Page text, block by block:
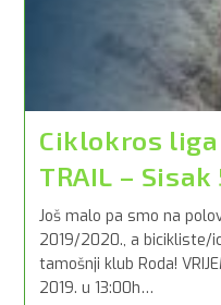
Ciklokros
TRAIL – Sisak
Još malo pa smo na
2019/2020., a bicikliste/
tamošnji klub Roda!
2019. u 13:00h…